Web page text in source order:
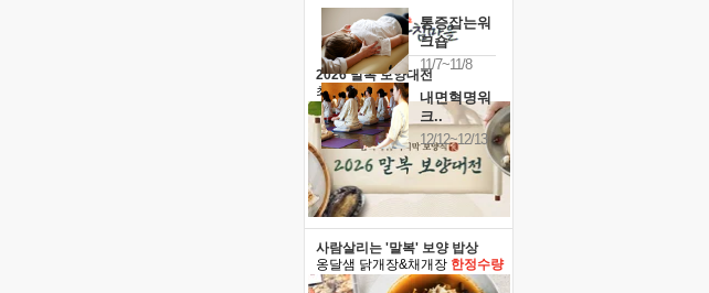
통증잡는워
크숍
11/7~11/8
내면혁명워
크..
12/12~12/13
2026 말복 보양대전
최대74%할인
사람살리는 '말복' 보양 밥상
옹달샘 닭개장&채개장 한정수량